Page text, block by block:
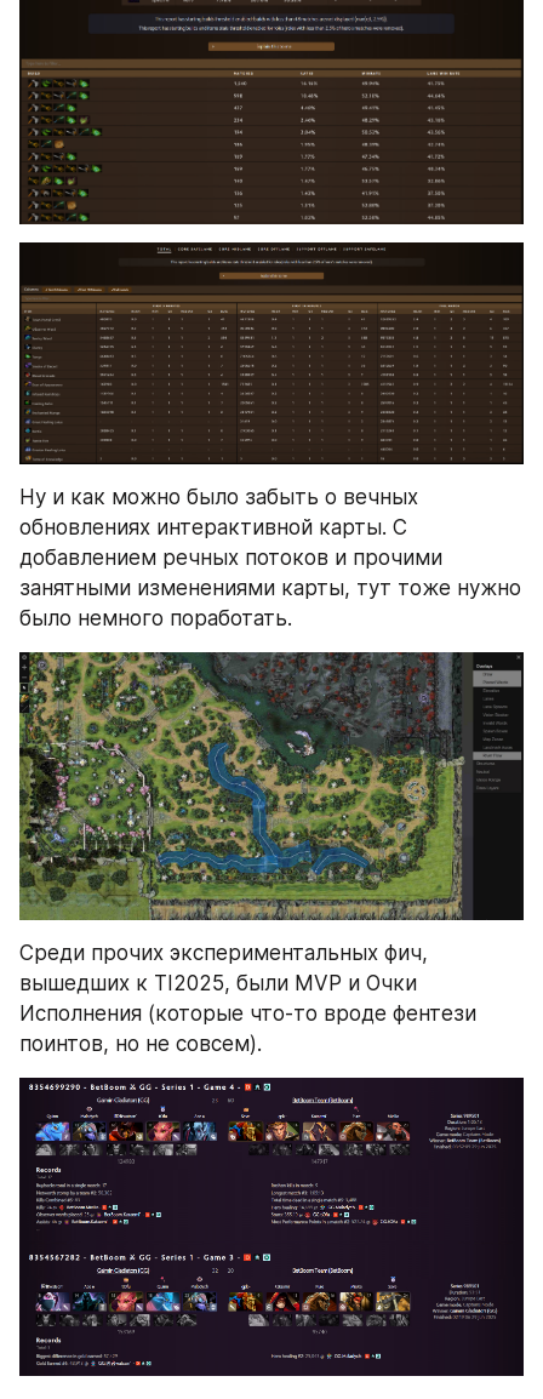
Ну и как можно было забыть о вечных
обновлениях интерактивной карты. С
добавлением речных потоков и прочими
занятными изменениями карты, тут тоже нужно
было немного поработать.
Среди прочих экспериментальных фич,
вышедших к TI2025, были MVP и Очки
Исполнения (которые что-то вроде фентези
поинтов, но не совсем).